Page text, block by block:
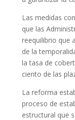
Las medidas
que las
reequilibrio que
de la
la tasa de
ciento de las
La reforma
proceso de
estructural que